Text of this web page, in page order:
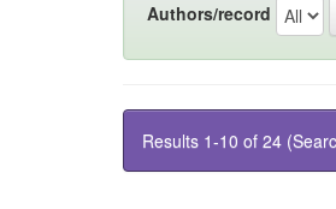
Authors/record
Results 1-10 of 24